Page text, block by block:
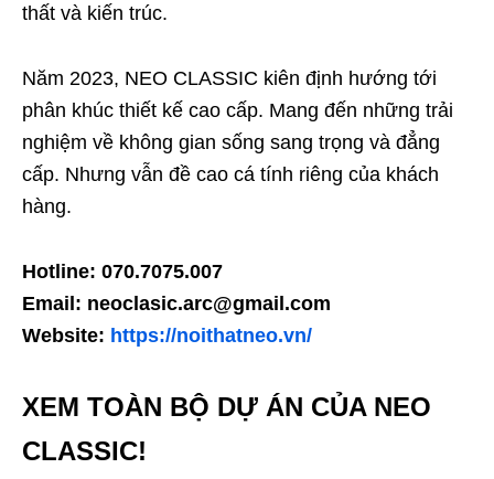
thất và kiến trúc.
Năm 2023, NEO CLASSIC kiên định hướng tới
phân khúc thiết kế cao cấp. Mang đến những trải
nghiệm về không gian sống sang trọng và đẳng
cấp. Nhưng vẫn đề cao cá tính riêng của khách
hàng.
Hotline: 070.7075.007
Email: neoclasic.arc@gmail.com
Website: https://noithatneo.vn/
XEM TOÀN BỘ DỰ ÁN CỦA NEO
CLASSIC!